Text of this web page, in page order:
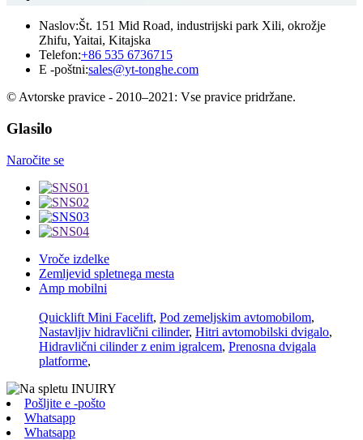
Naslov:Št. 151 Mid Road, industrijski park Xili, okrožje
Zhifu, Yaitai, Kitajska
Telefon:+86 535 6736715
E -poštni:sales@yt-tonghe.com
© Avtorske pravice - 2010–2021: Vse pravice pridržane.
Glasilo
Naročite se
Vroče izdelke
Zemljevid spletnega mesta
Amp mobilni
Quicklift Mini Facelift, Pod zemeljskim avtomobilom,
Nastavljiv hidravlični cilinder, Hitri avtomobilski dvigalo,
Hidravlični cilinder z enim igralcem, Prenosna dvigala
platforme,
Pošljite e -pošto
Whatsapp
Whatsapp